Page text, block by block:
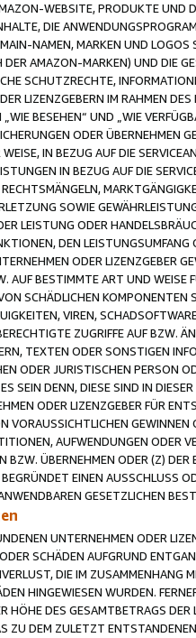
WEBSITE, PRODUKTE UND
DIE
NAMEN, MARKEN UND
DER AMAZON-MARKEN) UND DIE
SCHUTZRECHTE,
LIZENZGEBERN IM RAHMEN
„WIE BESEHEN“ UND „WIE
ODER ÜBERNEHMEN
IN BEZUG AUF DIE
IN BEZUG AUF DIE
SOWIE
LEISTUNG ODER
DEN
ODER LIZENZGEBER
AUF BESTIMMTE ART UND
SCHÄDLICHEN
VIREN,
ZUGRIFFE AUF BZW.
TEXTEN ODER SONSTIGEN
ODER JURISTISCHEN PERSON
SEIN DENN, DIESE SIND IN
ODER LIZENZGEBER FÜR
VORAUSSICHTLICHEN
AUFWENDUNGEN ODER
BZW. ÜBERNEHMEN ODER (Z)
EINEN AUSSCHLUSS
GESETZLICHEN
UNTERNEHMEN ODER
SCHÄDEN AUFGRUND
DIE IM ZUSAMMENHANG
HINGEWIESEN WURDEN.
HÖHE DES GESAMTBETRAGS
ZU DEM ZULETZT